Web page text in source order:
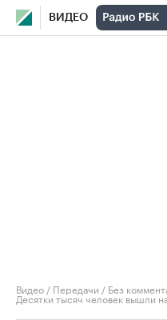
ВИДЕО
Видео / Передачи / Без
Десятки тысяч человек вышли